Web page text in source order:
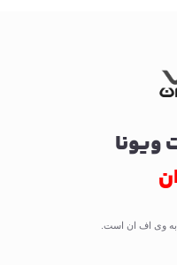
به وی اف ان است.